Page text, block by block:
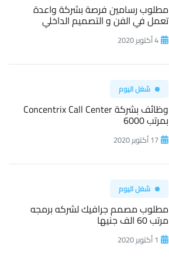
مطلوب رسامين فرصة بشركة واعدة
تعمل في الفن و التصميم الداخلي
4 أكتوبر 2020
شغل اليوم
وظائف بشركة Concentrix Call Center
بمرتب 6000
17 أكتوبر 2020
شغل اليوم
مطلوب مصمم جرافيك لشركه برمجه
مرتب 60 الف جنيها
1 أكتوبر 2020